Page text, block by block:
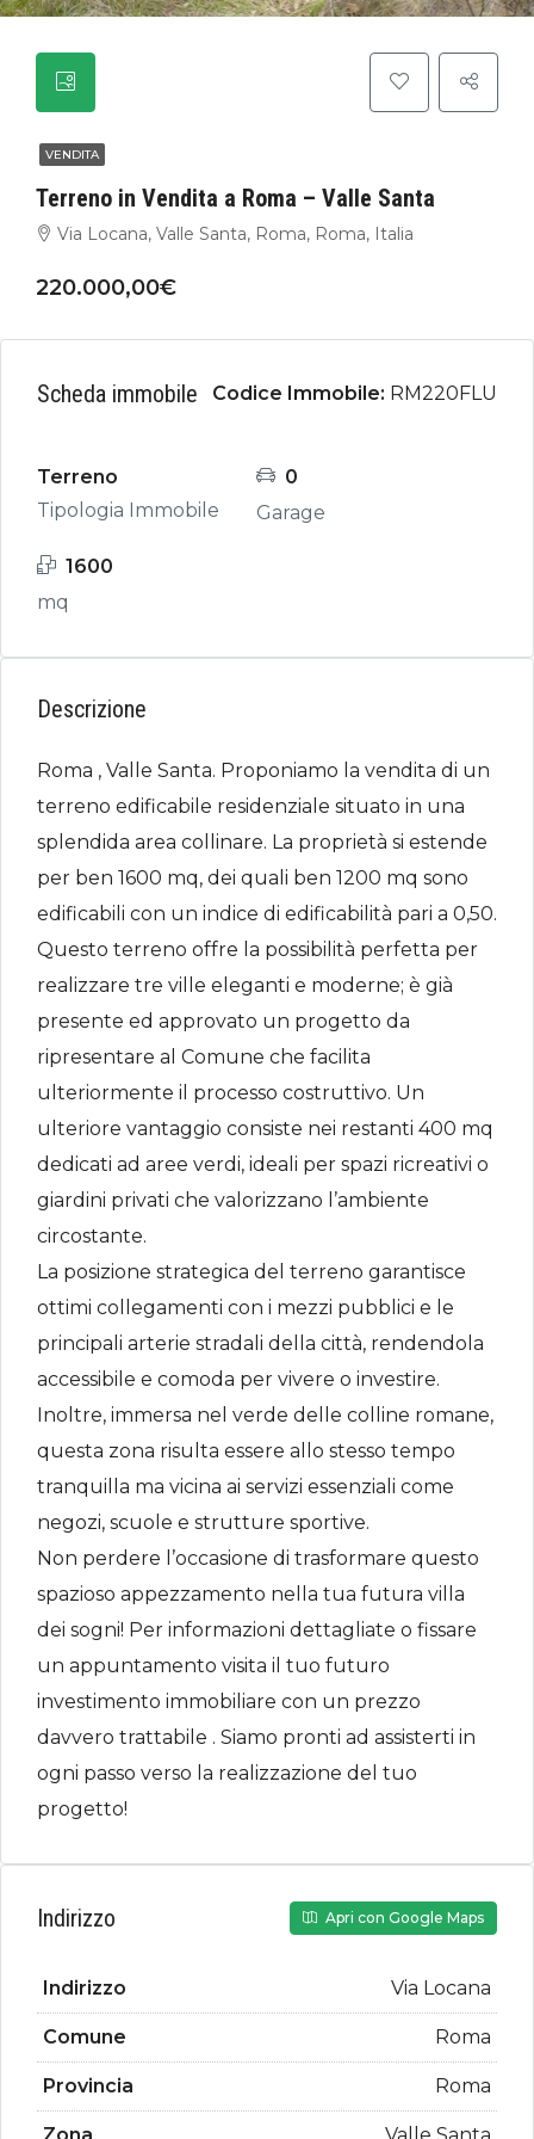
VENDITA
Terreno in Vendita a Roma – Valle Santa
Via Locana, Valle Santa, Roma, Roma, Italia
220.000,00€
Scheda immobile Codice Immobile: RM220FLU
Terreno
Tipologia Immobile
0
Garage
1600
mq
Descrizione
Roma , Valle Santa. Proponiamo la vendita di un
terreno edificabile residenziale situato in una
splendida area collinare. La proprietà si estende
per ben 1600 mq, dei quali ben 1200 mq sono
edificabili con un indice di edificabilità pari a 0,50.
Questo terreno offre la possibilità perfetta per
realizzare tre ville eleganti e moderne; è già
presente ed approvato un progetto da
ripresentare al Comune che facilita
ulteriormente il processo costruttivo. Un
ulteriore vantaggio consiste nei restanti 400 mq
dedicati ad aree verdi, ideali per spazi ricreativi o
giardini privati che valorizzano l’ambiente
circostante.
La posizione strategica del terreno garantisce
ottimi collegamenti con i mezzi pubblici e le
principali arterie stradali della città, rendendola
accessibile e comoda per vivere o investire.
Inoltre, immersa nel verde delle colline romane,
questa zona risulta essere allo stesso tempo
tranquilla ma vicina ai servizi essenziali come
negozi, scuole e strutture sportive.
Non perdere l’occasione di trasformare questo
spazioso appezzamento nella tua futura villa
dei sogni! Per informazioni dettagliate o fissare
un appuntamento visita il tuo futuro
investimento immobiliare con un prezzo
davvero trattabile . Siamo pronti ad assisterti in
ogni passo verso la realizzazione del tuo
progetto!
Indirizzo Apri con Google Maps
Indirizzo Via Locana
Comune Roma
Provincia Roma